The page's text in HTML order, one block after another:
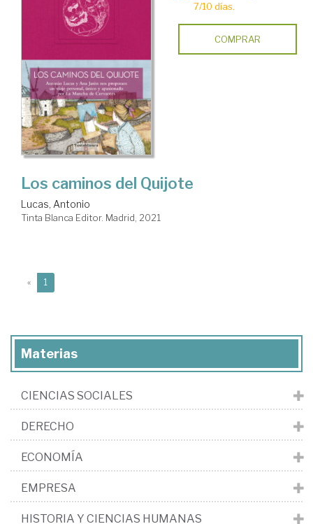
7/10 días.
COMPRAR
Los caminos del Quijote
Lucas, Antonio
Tinta Blanca Editor. Madrid, 2021
« 1
Materias
CIENCIAS SOCIALES
DERECHO
ECONOMÍA
EMPRESA
HISTORIA Y CIENCIAS HUMANAS